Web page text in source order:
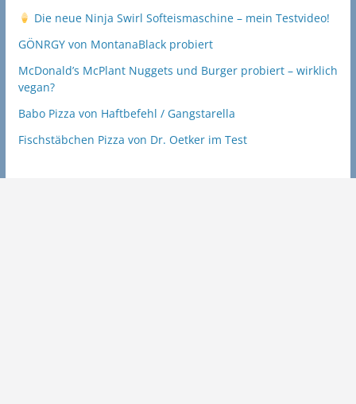
Die neue Ninja Swirl Softeismaschine – mein Testvideo!
GÖNRGY von MontanaBlack probiert
McDonald’s McPlant Nuggets und Burger probiert – wirklich
vegan?
Babo Pizza von Haftbefehl / Gangstarella
Fischstäbchen Pizza von Dr. Oetker im Test